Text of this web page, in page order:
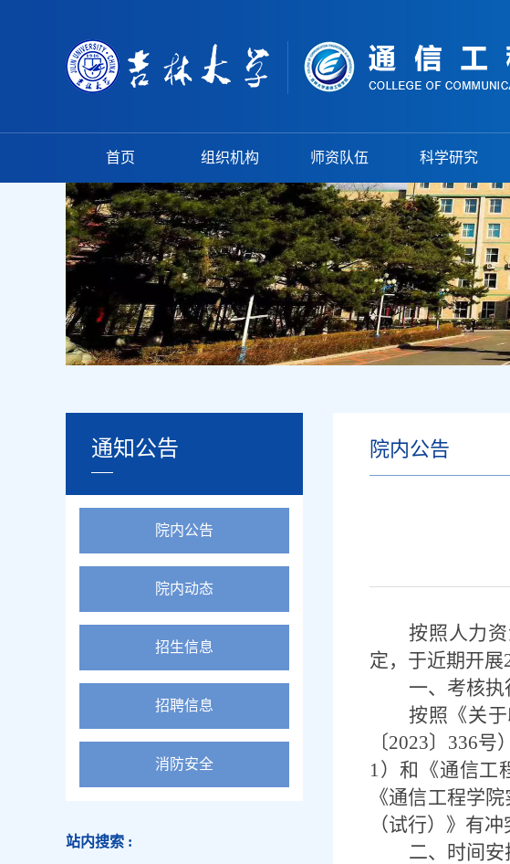
首页 组织机构 师资队伍 科学研究
通知公告
院内公告
院内动态
招生信息
招聘信息
消防安全
站内搜索 :
院内公告
按照人力
定，于近期开展
一、考核执
按照《关
〔2023〕 336号
1）和《通信工
《通信工程学
（试行）》有
二、时间